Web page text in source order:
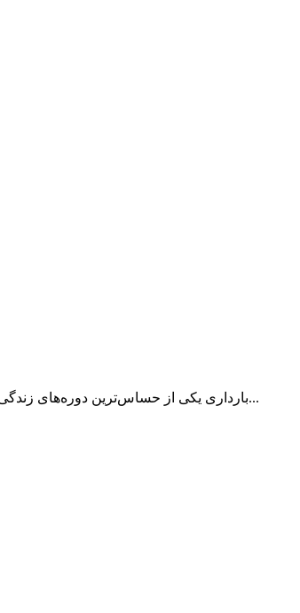
بارداری یکی از حساس‌ترین دوره‌های زندگی هر خانم است و طبیعی است که در این دوران سوالات زیادی درباره مراقبت‌های...